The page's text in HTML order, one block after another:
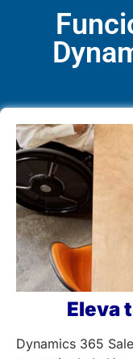
Eleva
Dynamics 365